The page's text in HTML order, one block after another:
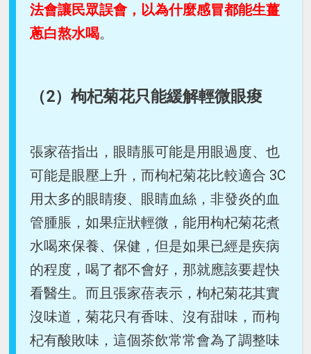
法會讓民眾誤會，以為什麼感冒都能生薑
蔥白熬水喝。
（2）枸杞菊花只能緩解輕微眼痠
張家蓓指出，眼睛脹可能是用眼過度、也
可能是眼壓上升，而枸杞菊花比較適合 3C
用太多的眼睛痠、眼睛血絲，非發炎的血
管腫脹，如果症狀輕微，能用枸杞菊花煮
水喝來保養、保健，但是如果已經是疾病
的程度，喝了都不會好，那就應該要趕快
看醫生。而且張家蓓表示，枸杞菊花其實
沒味道，菊花只有香味、沒有甜味，而枸
杞有酸敗味，這個茶飲常常會為了調整味